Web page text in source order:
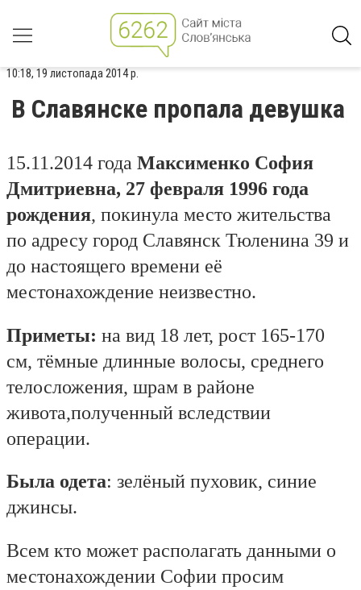
10:18, 19 листопада 2014 р.
В Славянске пропала девушка
15.11.2014 года Максименко София
Дмитриевна, 27 февраля 1996 года
рождения, покинула место жительства
по адресу город Славянск Тюленина 39 и
до настоящего времени её
местонахождение неизвестно.
Приметы: на вид 18 лет, рост 165-170
см, тёмные длинные волосы, среднего
телосложения, шрам в районе
живота,полученный вследствии
операции.
Была одета: зелёный пуховик, синие
джинсы.
Всем кто может располагать данными о
местонахождении Софии просим